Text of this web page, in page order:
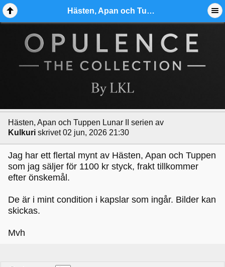
Hästen, Apan och Tuppen Lunar II serien - Ädelmetallforum
Hästen, Apan och Tuppen Lunar II serien av
Kulkuri skrivet 02 jun, 2026 21:30
Jag har ett flertal mynt av Hästen, Apan och Tuppen
som jag säljer för 1100 kr styck, frakt tillkommer
efter önskemål.
De är i mint condition i kapslar som ingår. Bilder kan
skickas.
Mvh